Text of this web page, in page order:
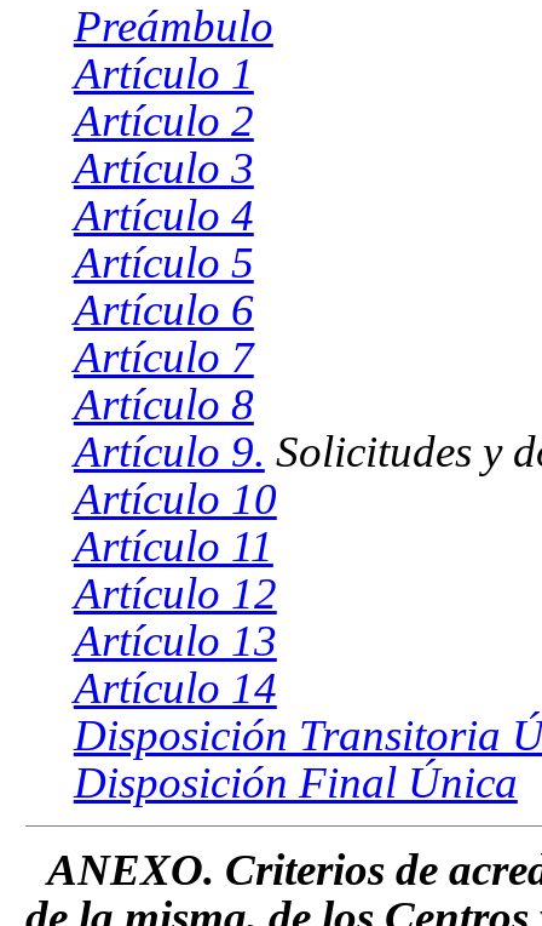
Preámbulo
Artículo 1
Artículo 2
Artículo 3
Artículo 4
Artículo 5
Artículo 6
Artículo 7
Artículo 8
Artículo 9. Solicitudes y
Artículo 10
Artículo 11
Artículo 12
Artículo 13
Artículo 14
Disposición Transitoria
Disposición Final Única
ANEXO. Criterios de